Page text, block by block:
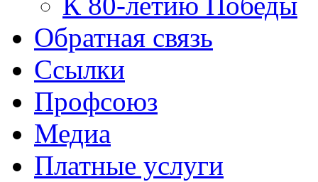
Обратная связь
Ссылки
Профсоюз
Медиа
Платные услуги